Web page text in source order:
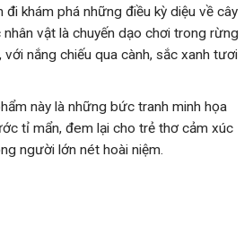
đi khám phá những điều kỳ diệu về cây
vật là chuyến dạo chơi trong rừng
nắng chiếu qua cành, sắc xanh tươi
này là những bức tranh minh họa
tỉ mẩn, đem lại cho trẻ thơ cảm xúc
người lớn nét hoài niệm.